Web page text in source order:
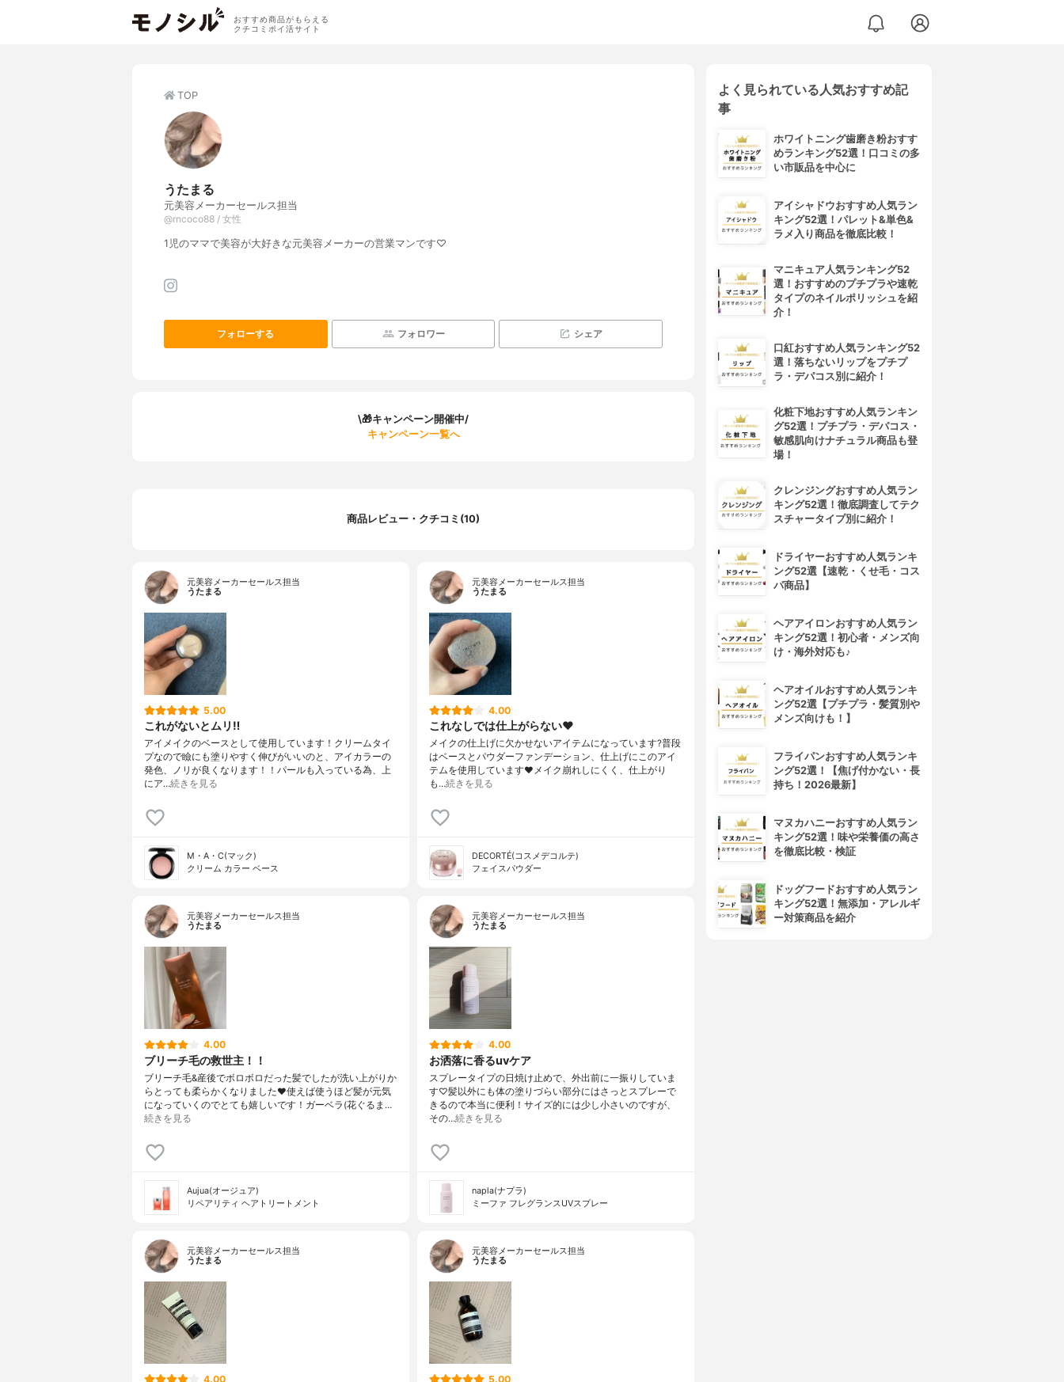
おすすめ商品がもらえる
クチコミポイ活サイト
TOP
うたまる
元美容メーカーセールス担当
@rncoco88 / 女性
1児のママで美容が大好きな元美容メーカーの営業マンです♡
フォローする フォロワー シェア
\🎁キャンペーン開催中/
キャンペーン一覧へ
商品レビュー・クチコミ(10)
元美容メーカーセールス担当
うたまる
5.00
これがないとムリ‼️
アイメイクのベースとして使用しています！クリームタイ
プなので瞼にも塗りやすく伸びがいいのと、アイカラーの
発色、ノリが良くなります！！パールも入っている為、上
にア…続きを見る
M・A・C(マック)
クリーム カラー ベース
元美容メーカーセールス担当
うたまる
4.00
これなしでは仕上がらない❤️
メイクの仕上げに欠かせないアイテムになっています?普段
はベースとパウダーファンデーション、仕上げにこのアイ
テムを使用しています❤️メイク崩れしにくく、仕上がり
も…続きを見る
DECORTÉ(コスメデコルテ)
フェイスパウダー
元美容メーカーセールス担当
うたまる
4.00
ブリーチ毛の救世主！！
ブリーチ毛&産後でボロボロだった髪でしたが洗い上がりか
らとっても柔らかくなりました❤️使えば使うほど髪が元気
になっていくのでとても嬉しいです！ガーベラ(花ぐるま…
続きを見る
Aujua(オージュア)
リペアリティ ヘアトリートメント
元美容メーカーセールス担当
うたまる
4.00
お洒落に香るuvケア
スプレータイプの日焼け止めで、外出前に一振りしていま
す♡髪以外にも体の塗りづらい部分にはさっとスプレーで
きるので本当に便利！サイズ的には少し小さいのですが、
その…続きを見る
napla(ナプラ)
ミーファ フレグランスUVスプレー
元美容メーカーセールス担当
うたまる
4.00
元美容メーカーセールス担当
うたまる
5.00
よく見られている人気おすすめ記
事
ホワイトニング歯磨き粉おすす
めランキング52選！口コミの多
い市販品を中心に
アイシャドウおすすめ人気ラン
キング52選！パレット&単色&
ラメ入り商品を徹底比較！
マニキュア人気ランキング52
選！おすすめのプチプラや速乾
タイプのネイルポリッシュを紹
介！
口紅おすすめ人気ランキング52
選！落ちないリップをプチプ
ラ・デパコス別に紹介！
化粧下地おすすめ人気ランキン
グ52選！プチプラ・デパコス・
敏感肌向けナチュラル商品も登
場！
クレンジングおすすめ人気ラン
キング52選！徹底調査してテク
スチャータイプ別に紹介！
ドライヤーおすすめ人気ランキ
ング52選【速乾・くせ毛・コス
パ商品】
ヘアアイロンおすすめ人気ラン
キング52選！初心者・メンズ向
け・海外対応も♪
ヘアオイルおすすめ人気ランキ
ング52選【プチプラ・髪質別や
メンズ向けも！】
フライパンおすすめ人気ランキ
ング52選！【焦げ付かない・長
持ち！2026最新】
マヌカハニーおすすめ人気ラン
キング52選！味や栄養価の高さ
を徹底比較・検証
ドッグフードおすすめ人気ラン
キング52選！無添加・アレルギ
ー対策商品を紹介